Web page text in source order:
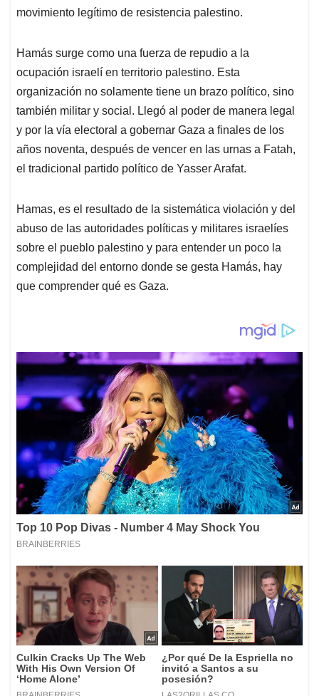
p
o
I
s
movimiento legítimo de resistencia palestino.
Hamás surge como una fuerza de repudio a la
ocupación israelí en territorio palestino. Esta
organización no solamente tiene un brazo político, sino
también militar y social. Llegó al poder de manera legal
y por la vía electoral a gobernar Gaza a finales de los
años noventa, después de vencer en las urnas a Fatah,
el tradicional partido político de Yasser Arafat.
Hamas, es el resultado de la sistemática violación y del
abuso de las autoridades políticas y militares israelíes
sobre el pueblo palestino y para entender un poco la
complejidad del entorno donde se gesta Hamás, hay
que comprender qué es Gaza.